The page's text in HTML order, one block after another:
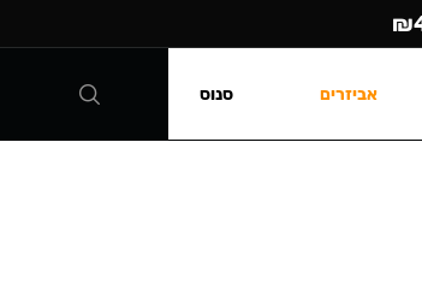
אביזרים סנוס